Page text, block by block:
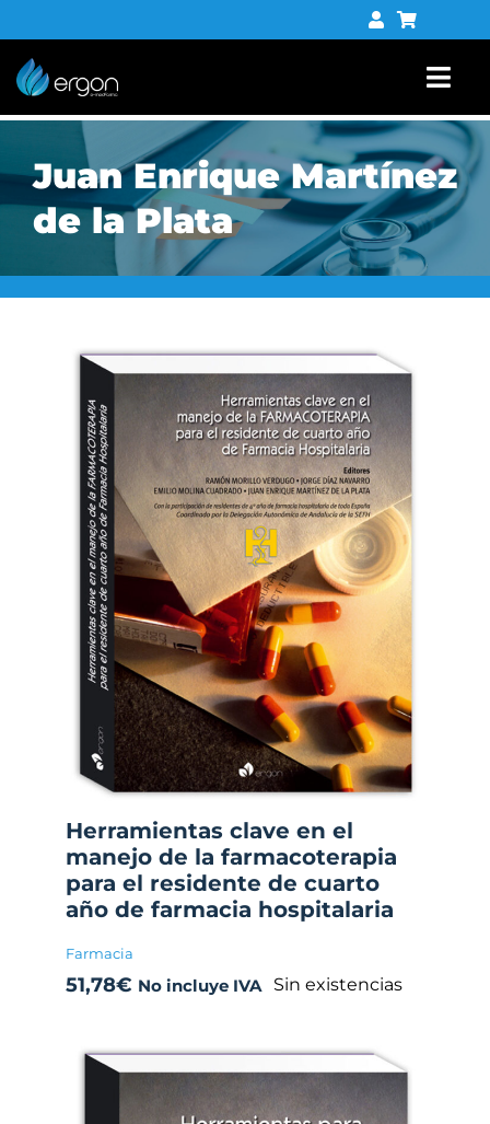
al
contenido
Tienda digital
Juan Enrique Martínez
de la Plata
Herramientas clave en el
manejo de la farmacoterapia
para el residente de cuarto
año de farmacia hospitalaria
Farmacia
51,78€ No incluye IVA Sin existencias